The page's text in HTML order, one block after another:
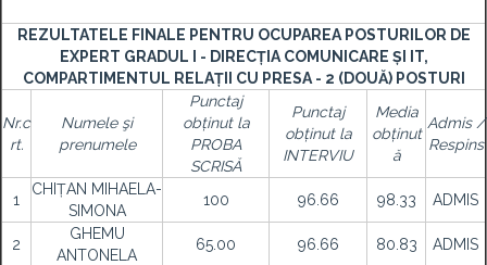
REZULTATELE FINALE PENTRU OCUPAREA POSTURILOR DE
EXPERT GRADUL I - DIRECȚIA COMUNICARE ȘI IT,
COMPARTIMENTUL RELAȚII CU PRESA - 2 (DOUĂ) POSTURI
Nr.c
rt.
Numele şi
prenumele
Punctaj
obținut la
PROBA
SCRISĂ
Punctaj
obținut la
INTERVIU
Media
obținut
ă
Admis /
Respins
1
CHIȚAN MIHAELA-
SIMONA
100 96.66 98.33 ADMIS
2
GHEMU
ANTONELA
65.00 96.66 80.83 ADMIS